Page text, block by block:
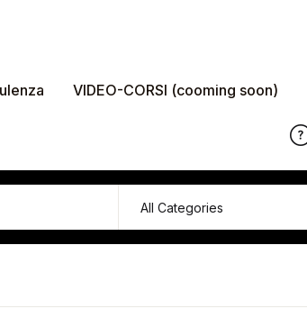
VIDEO-CORSI (cooming soon)